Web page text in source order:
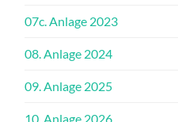
07c. Anlage 2023
08. Anlage 2024
09. Anlage 2025
10. Anlage 2026